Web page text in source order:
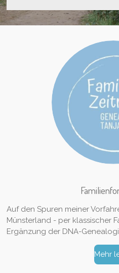
Auf den Spuren meiner
Münsterland - per klassischer
Ergänzung der DNA-
Mehr